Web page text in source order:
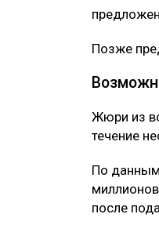
Позже
Жюри из
течение
По
после